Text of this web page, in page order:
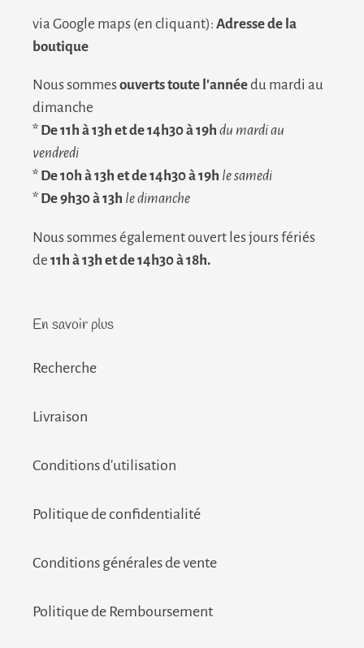
via Google maps (en cliquant): Adresse de la
boutique
Nous sommesouverts toute l'annéedu mardi au
dimanche
* De 11h à 13h et de 14h30 à 19h du mardi au
vendredi
* De 10h à 13h et de 14h30 à 19h le samedi
* De 9h30 à 13h le dimanche
Nous sommes également ouvert les jours fériés
de 11h à 13h et de 14h30 à 18h.
En savoir plus
Recherche
Livraison
Conditions d'utilisation
Politique de confidentialité
Conditions générales de vente
Politique de Remboursement